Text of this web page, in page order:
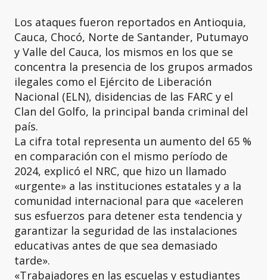
Los ataques fueron reportados en Antioquia,
Cauca, Chocó, Norte de Santander, Putumayo
y Valle del Cauca, los mismos en los que se
concentra la presencia de los grupos armados
ilegales como el Ejército de Liberación
Nacional (ELN), disidencias de las FARC y el
Clan del Golfo, la principal banda criminal del
país.
La cifra total representa un aumento del 65 %
en comparación con el mismo período de
2024, explicó el NRC, que hizo un llamado
«urgente» a las instituciones estatales y a la
comunidad internacional para que «aceleren
sus esfuerzos para detener esta tendencia y
garantizar la seguridad de las instalaciones
educativas antes de que sea demasiado
tarde».
«Trabajadores en las escuelas y estudiantes